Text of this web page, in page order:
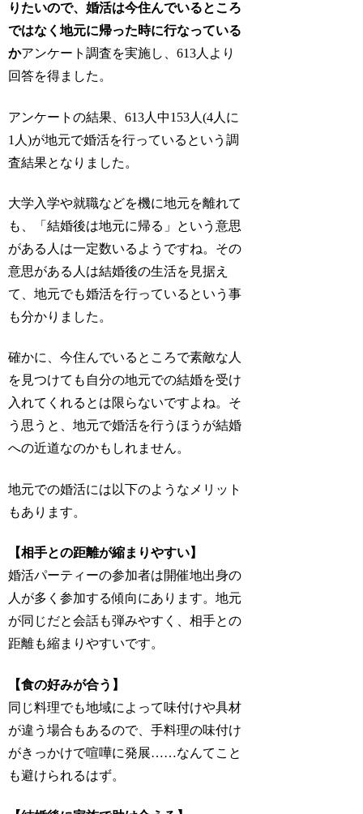
りたいので、婚活は今住んでいるところ
ではなく地元に帰った時に行なっている
かアンケート調査を実施し、613人より
回答を得ました。
アンケートの結果、613人中153人(4人に
1人)が地元で婚活を行っているという調
査結果となりました。
大学入学や就職などを機に地元を離れて
も、「結婚後は地元に帰る」という意思
がある人は一定数いるようですね。その
意思がある人は結婚後の生活を見据え
て、地元でも婚活を行っているという事
も分かりました。
確かに、今住んでいるところで素敵な人
を見つけても自分の地元での結婚を受け
入れてくれるとは限らないですよね。そ
う思うと、地元で婚活を行うほうが結婚
への近道なのかもしれません。
地元での婚活には以下のようなメリット
もあります。
【相手との距離が縮まりやすい】
婚活パーティーの参加者は開催地出身の
人が多く参加する傾向にあります。地元
が同じだと会話も弾みやすく、相手との
距離も縮まりやすいです。
【食の好みが合う】
同じ料理でも地域によって味付けや具材
が違う場合もあるので、手料理の味付け
がきっかけで喧嘩に発展……なんてこと
も避けられるはず。